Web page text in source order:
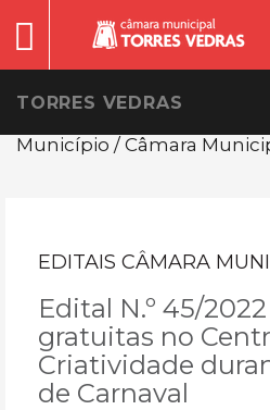
TORRES VEDRAS
Município / Câmara
EDITAIS CÂMARA
Edital N.º 45/
gratuitas no
Criatividade
de Carnaval